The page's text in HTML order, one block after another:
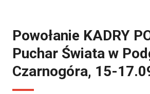
Powołanie KADRY
Puchar Świata w
Czarnogóra, 15-